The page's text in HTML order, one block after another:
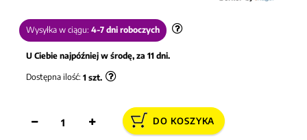
Wysyłka w ciągu: 4-7 dni roboczych
U Ciebie najpóźniej w środę, za 11 dni.
Dostępna ilość: 1 szt.
DO KOSZYKA